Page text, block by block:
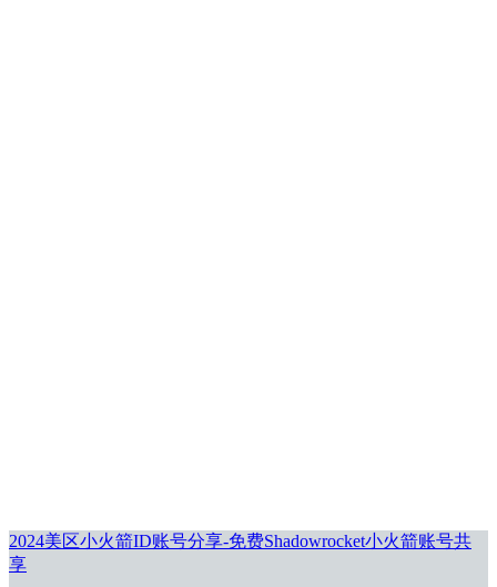
2024美区小火箭ID账号分享-免费Shadowrocket小火箭账号共
享